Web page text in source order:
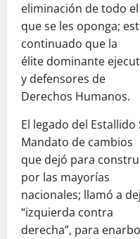
eliminación de todo el
que se les oponga;
continuado que la
élite dominante
y defensores de
Derechos Humanos.
El legado del Estallido
Mandato de cambios
que dejó para
por las mayorías
nacionales; llamó a
“izquierda contra
derecha”, para